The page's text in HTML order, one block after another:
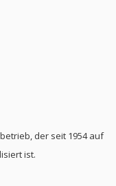
der seit 1954 auf
ist.